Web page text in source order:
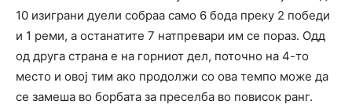
10 изиграни дуели собраа само 6 бода преку 2 победи
и 1 реми, а останатите 7 натпревари им се пораз. Одд
од друга страна е на горниот дел, поточно на 4-то
место и овој тим ако продолжи со ова темпо може да
се замеша во борбата за преселба во повисок ранг.